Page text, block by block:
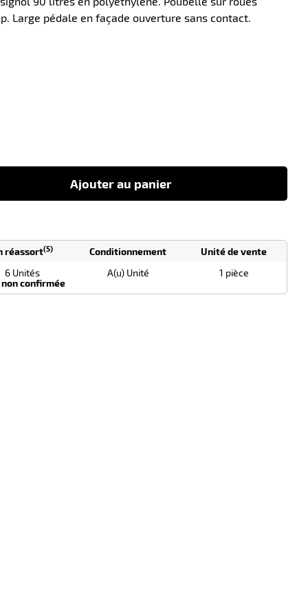
Large pédale en façade ouverture sans contact.
Ajouter au panier
réassort(5) Conditionnement
Unité de vente
6 Unités
confirmée
A(u) Unité 1 pièce